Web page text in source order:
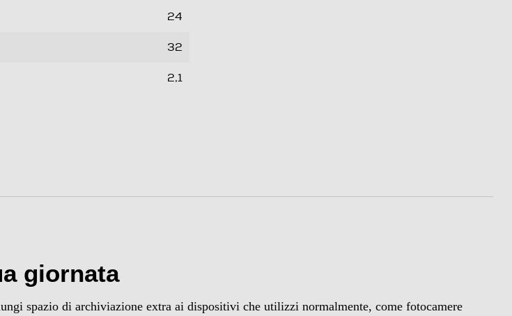
24
32
2,1
giornata
spazio di archiviazione extra ai dispositivi che utilizzi normalmente, come fotocamere